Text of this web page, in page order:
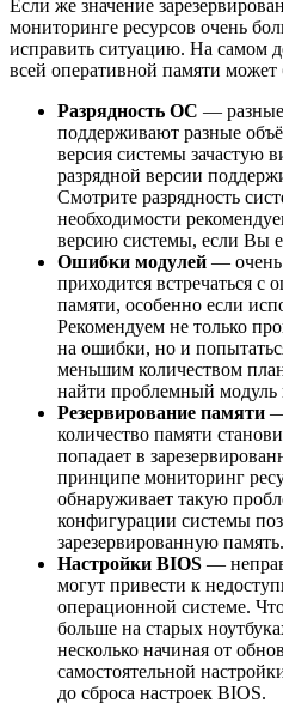
Если же значение
мониторинге ресурсов очень
исправить ситуацию. На самом
всей оперативной памяти может
Разрядность ОС — разные
поддерживают разные
версия системы зачастую
разрядной версии
Смотрите разрядность
необходимости
версию системы, если Вы
Ошибки модулей — очень
приходится встречаться с
памяти, особенно если
Рекомендуем не только
на ошибки, но и
меньшим количеством
найти проблемный модуль
Резервирование памяти —
количество памяти
попадает в
принципе мониторинг
обнаруживает такую
конфигурации системы
зарезервированную память.
Настройки BIOS —
могут привести к
операционной системе.
больше на старых
несколько начиная от
самостоятельной
до сброса настроек BIOS.